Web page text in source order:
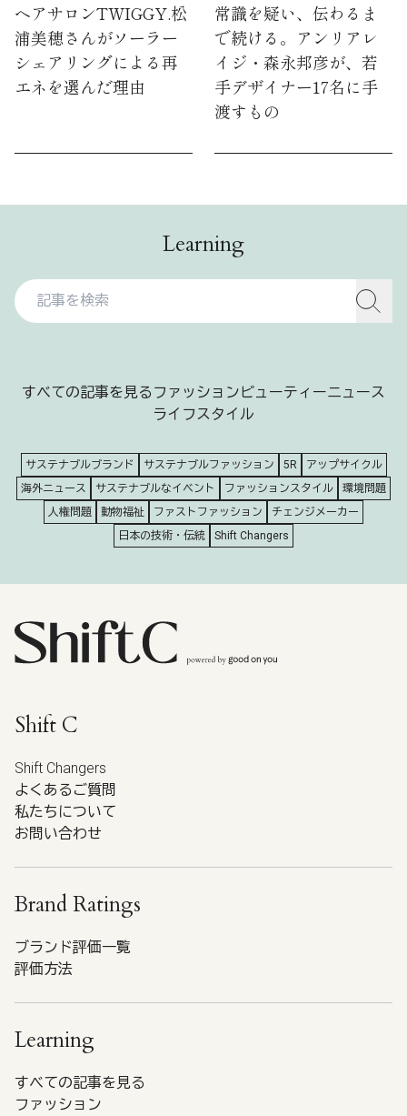
ヘアサロンTWIGGY.松
浦美穂さんがソーラー
シェアリングによる再
エネを選んだ理由
常識を疑い、伝わるま
で続ける。アンリアレ
イジ・森永邦彦が、若
手デザイナー17名に手
渡すもの
Learning
すべての記事を見る ファッションビューティーニュース
ライフスタイル
サステナブルブランド サステナブルファッション 5R
アップサイクル
海外ニュース
サステナブルなイベント ファッションスタイル
環境問題
人権問題
動物福祉 ファストファッション
チェンジメーカー
日本の技術・伝統
Shift Changers
Shift C
Shift Changers
よくあるご質問
私たちについて
お問い合わせ
Brand Ratings
ブランド評価一覧
評価方法
Learning
すべての記事を見る
ファッション